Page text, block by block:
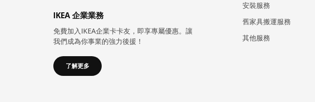
IKEA 企業業務
免費加入IKEA企業卡卡友，即享專屬優惠。讓
我們成為你事業的強力後援！
了解更多
安裝服務
​舊家具搬運服務
其他服務